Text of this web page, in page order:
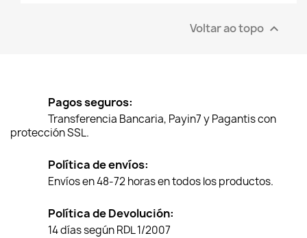
Voltar ao topo 
Pagos seguros:
Transferencia Bancaria, Payin7 y Pagantis con
protección SSL.
Política de envíos:
Envíos en 48-72 horas en todos los productos.
Política de Devolución:
14 días según RDL 1/2007